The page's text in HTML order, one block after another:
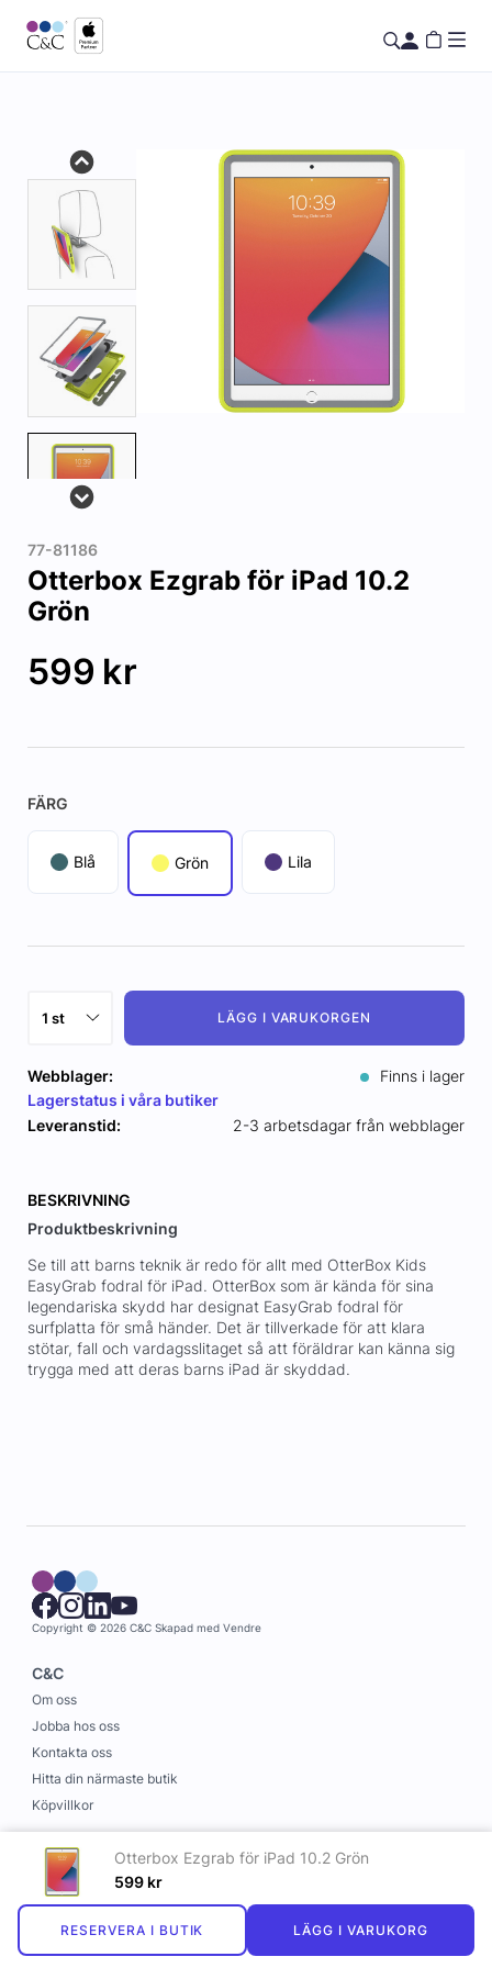
77-81186
Otterbox Ezgrab för iPad 10.2
Grön
599 kr
FÄRG
Blå Grön Lila
LÄGG I VARUKORGEN
Otterbox Ezgrab för iPad 10.2 Grön
599 kr
RESERVERA I BUTIK LÄGG I VARUKORG
Webblager:
Finns i lager
Lagerstatus i våra butiker
Leveranstid:
2-3 arbetsdagar från webblager
BESKRIVNING
Produktbeskrivning
Se till att barns teknik är redo för allt med OtterBox Kids
EasyGrab fodral för iPad. OtterBox som är kända för sina
legendariska skydd har designat EasyGrab fodral för
surfplatta för små händer. Det är tillverkade för att klara
stötar, fall och vardagsslitaget så att föräldrar kan känna sig
trygga med att deras barns iPad är skyddad.
Copyright © 2026 C&C Skapad med Vendre
C&C
Om oss
Jobba hos oss
Kontakta oss
Hitta din närmaste butik
Köpvillkor
Information
Leverans och betalning
Cookies
Personuppgiftspolicy